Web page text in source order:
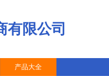
有限公司
产品大全